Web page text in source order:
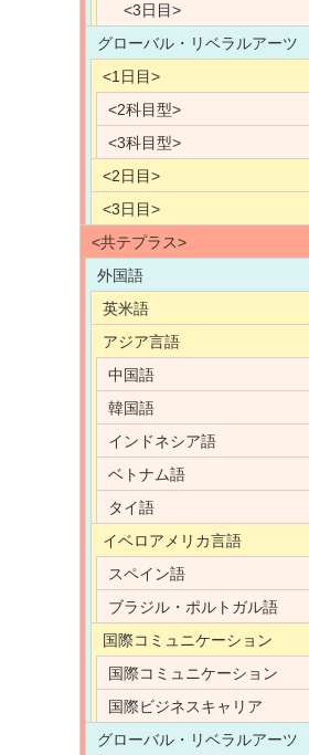
<3日目>
グローバル・リベラルアーツ
<1日目>
<2科目型>
<3科目型>
<2日目>
<3日目>
<共テプラス>
外国語
英米語
アジア言語
中国語
韓国語
インドネシア語
ベトナム語
タイ語
イベロアメリカ言語
スペイン語
ブラジル・ポルトガル語
国際コミュニケーション
国際コミュニケーション
国際ビジネスキャリア
グローバル・リベラルアーツ